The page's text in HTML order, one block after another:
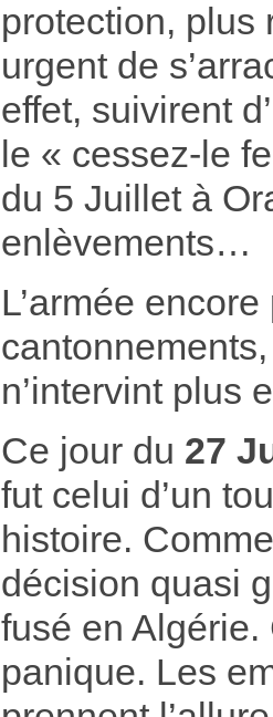
protection, plus
urgent de
effet, suivirent
le « cessez-le
du 5 Juillet à
enlèvements…
L’armée
n’intervint plus
Ce jour du 27
fut celui d’un
histoire.
décision quasi
fusé en Algérie.
panique. Les